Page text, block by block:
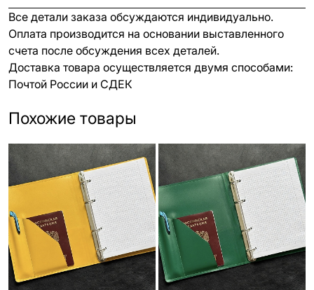
Все детали заказа обсуждаются индивидуально.
Оплата производится на основании выставленного
счета после обсуждения всех деталей.
Доставка товара осуществляется двумя способами:
Почтой России и СДЕК
Похожие товары